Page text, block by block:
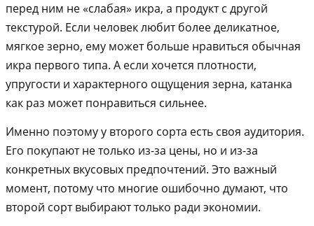
перед ним не «слабая» икра, а продукт с другой
текстурой. Если человек любит более деликатное,
мягкое зерно, ему может больше нравиться обычная
икра первого типа. А если хочется плотности,
упругости и характерного ощущения зерна, катанка
как раз может понравиться сильнее.
Именно поэтому у второго сорта есть своя аудитория.
Его покупают не только из-за цены, но и из-за
конкретных вкусовых предпочтений. Это важный
момент, потому что многие ошибочно думают, что
второй сорт выбирают только ради экономии.